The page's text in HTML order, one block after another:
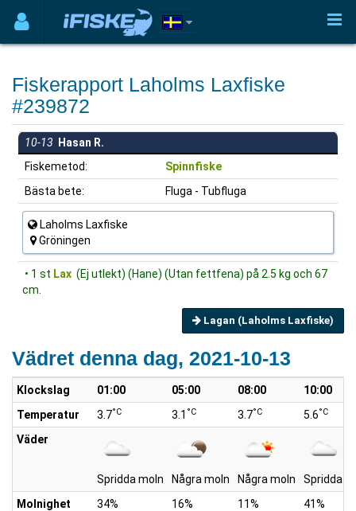
Fiskerapport Laholms Laxfiske
#239872
10-13 Hasan R.
Fiskemetod:
Spinnfiske
Bästa bete:
Fluga - Tubfluga
Laholms Laxfiske
Gröningen
• 1 st Lax (Ej utlekt) (Hane) (Utan fettfena) på 2.5 kg och 67
cm.
Lagan (Laholms Laxfiske)
Vädret denna dag, 2021-10-13
Klockslag 01:00 05:00 08:00
10:00
Temperatur
3.7°C 3.1 °C 3.7°C 5.6°C
Väder
Spridda moln Några moln Några moln
Spridda
Molnighet
34% 16% 11%
41%